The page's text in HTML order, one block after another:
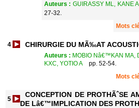
Auteurs : GUIRASSY ML, KANE
27-32.
Mots
4 CHIRURGIE DU MÃ‰AT
Auteurs : MOBIO Nâ€™KAN MA,
KXC, YOTIO A
pp. 52-54.
Mots
5
CONCEPTION DE PROTHÃˆSE
DE Lâ€™IMPLICATION DES